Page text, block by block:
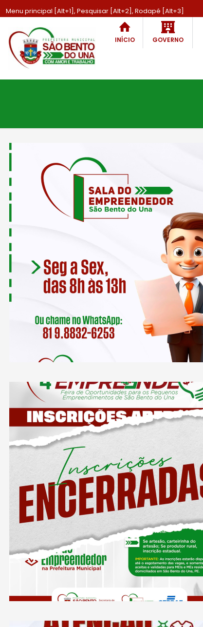
Menu principal [Alt+1], Pesquisar [Alt+2], Rodapé [Alt+3]
INÍCIO GOVERNO